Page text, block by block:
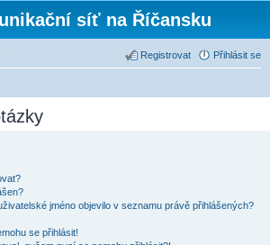
síť na Říčansku
Přihlásit se
Registrovat
jméno objevilo v seznamu právě přihlášených?
se přihlásit!